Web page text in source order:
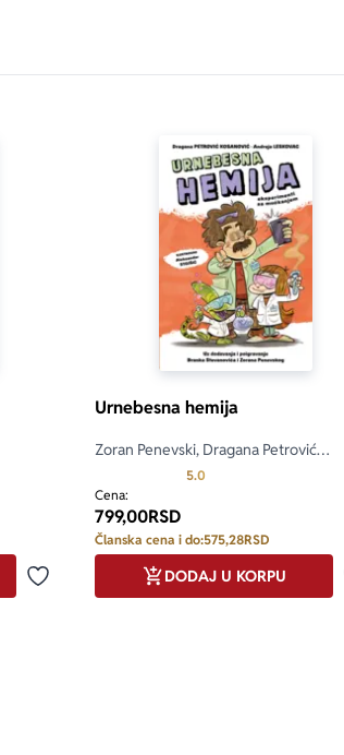
Dodaj u omiljene
Urnebesna hemija
Zoran Penevski, Dragana Petrović
Kosanović, Branko Stevanović, Andreja
Leskovac
5.0
Cena:
799,00RSD
Članska cena i do:575,28RSD
DODAJ U KORPU